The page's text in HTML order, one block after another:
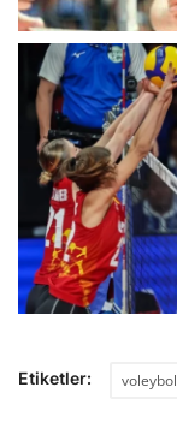
Etiketler: voleybol